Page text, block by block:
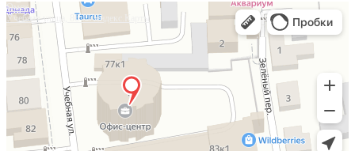
Омск
Учебная улица, 86 — Яндекс.Карты